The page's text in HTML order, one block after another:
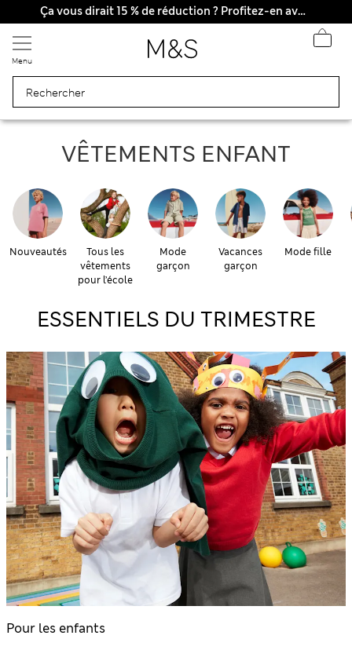
Ça vous dirait 15 % de réduction ? Profitez-en avec davantage de récompenses exclusives en vous inscrivant à Sparks
Tous droits payés
Menu
ENFANT & BÉBÉ
VÊTEMENTS ENFANT
Nouveautés
Tous les
vêtements
pour l’école
Mode
garçon
Vacances
garçon
Mode fille
ESSENTIELS DU TRIMESTRE
Pour les enfants